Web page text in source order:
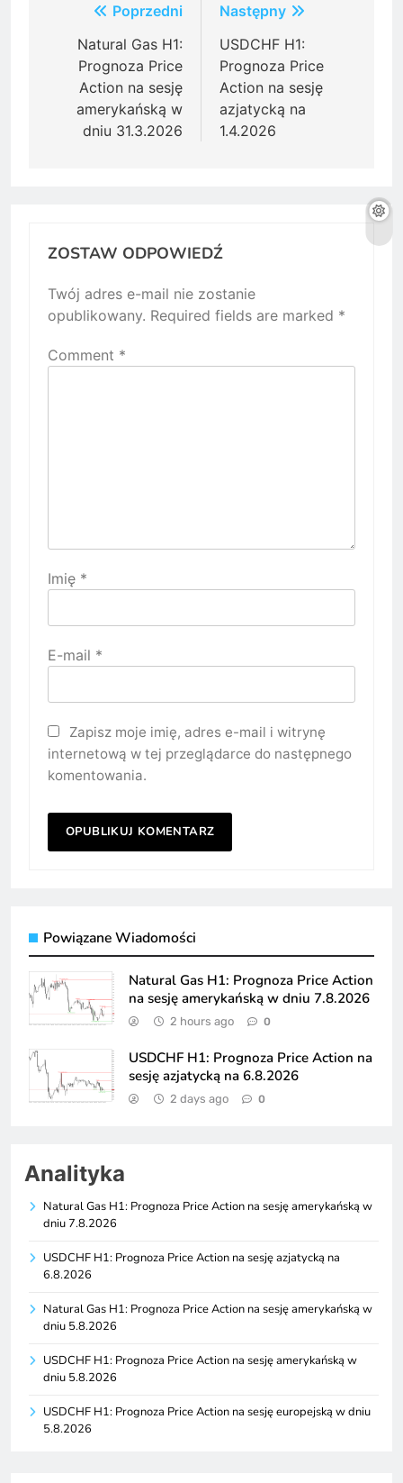
navigation
Poprzedni
Natural Gas H1:
Prognoza Price
Action na sesję
amerykańską w
dniu 31.3.2026
Następny
USDCHF H1:
Prognoza Price
Action na sesję
azjatycką na
1.4.2026
ZOSTAW ODPOWIEDŹ
Twój adres e-mail nie zostanie
opublikowany. Required fields are marked *
Comment *
Imię *
E-mail *
Zapisz moje imię, adres e-mail i witrynę
internetową w tej przeglądarce do następnego
komentowania.
Powiązane Wiadomości
Natural Gas H1: Prognoza Price Action
na sesję amerykańską w dniu 7.8.2026
2 hours ago 0
USDCHF H1: Prognoza Price Action na
sesję azjatycką na 6.8.2026
2 days ago 0
Analityka
Natural Gas H1: Prognoza Price Action na sesję amerykańską w
dniu 7.8.2026
USDCHF H1: Prognoza Price Action na sesję azjatycką na
6.8.2026
Natural Gas H1: Prognoza Price Action na sesję amerykańską w
dniu 5.8.2026
USDCHF H1: Prognoza Price Action na sesję amerykańską w
dniu 5.8.2026
USDCHF H1: Prognoza Price Action na sesję europejską w dniu
5.8.2026